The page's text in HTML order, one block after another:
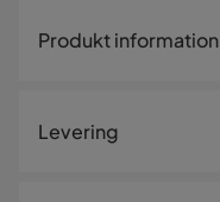
Størrelse
Bredde
Produkt information
Levering